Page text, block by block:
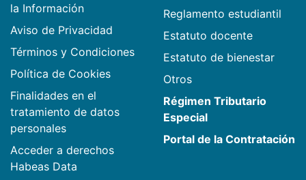
la Información
Aviso de Privacidad
Términos y Condiciones
Política de Cookies
Finalidades en el
tratamiento de datos
personales
Acceder a derechos
Habeas Data
Reglamento estudiantil
Estatuto docente
Estatuto de bienestar
Otros
Régimen Tributario
Especial
Portal de la Contratación